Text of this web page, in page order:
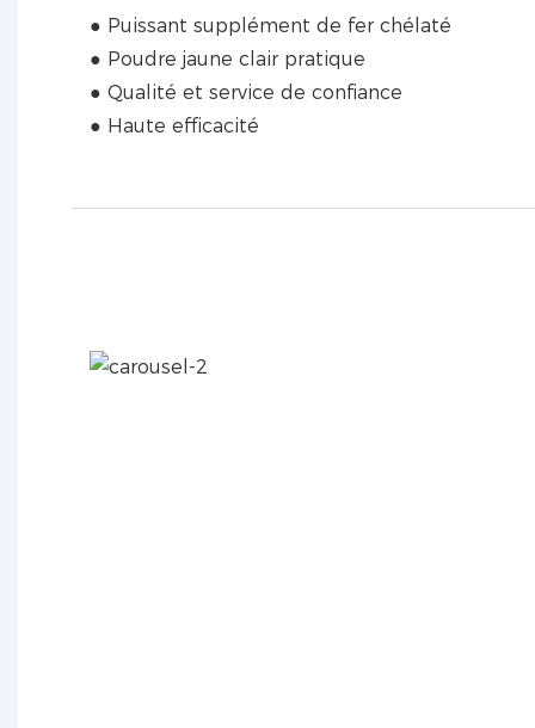
● Puissant supplément de fer chélaté
● Poudre jaune clair pratique
● Qualité et service de confiance
● Haute efficacité